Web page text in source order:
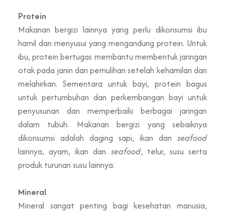
Protein
Makanan bergizi lainnya yang perlu dikonsumsi ibu
hamil dan menyusui yang mengandung protein. Untuk
ibu, protein bertugas membantu membentuk jaringan
otak pada janin dan pemulihan setelah kehamilan dan
melahirkan. Sementara untuk bayi, protein bagus
untuk pertumbuhan dan perkembangan bayi untuk
penyusunan dan memperbaiki berbagai jaringan
dalam tubuh. Makanan bergizi yang sebaiknya
dikonsumsi adalah daging sapi, ikan dan seafood
lainnya, ayam, ikan dan seafood, telur, susu serta
produk turunan susu lainnya.
Mineral
Mineral sangat penting bagi kesehatan manusia,